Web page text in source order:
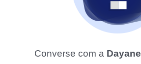
Converse com a Dayane